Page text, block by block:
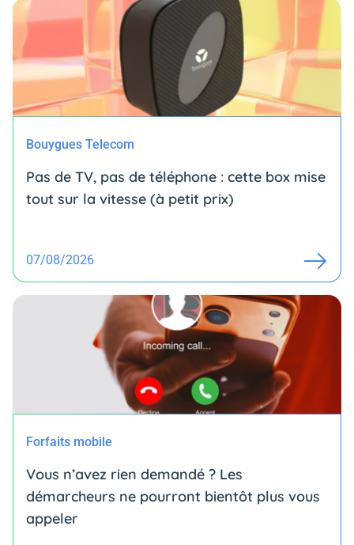
Bouygues Telecom
Pas de TV, pas de téléphone : cette box mise
tout sur la vitesse (à petit prix)
07/08/2026
Forfaits mobile
Vous n’avez rien demandé ? Les
démarcheurs ne pourront bientôt plus vous
appeler